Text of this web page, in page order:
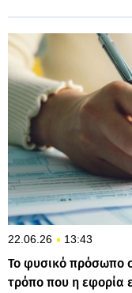
22.06.26 13:43
Το φυσικό πρόσωπο
τρόπο που η εφορία